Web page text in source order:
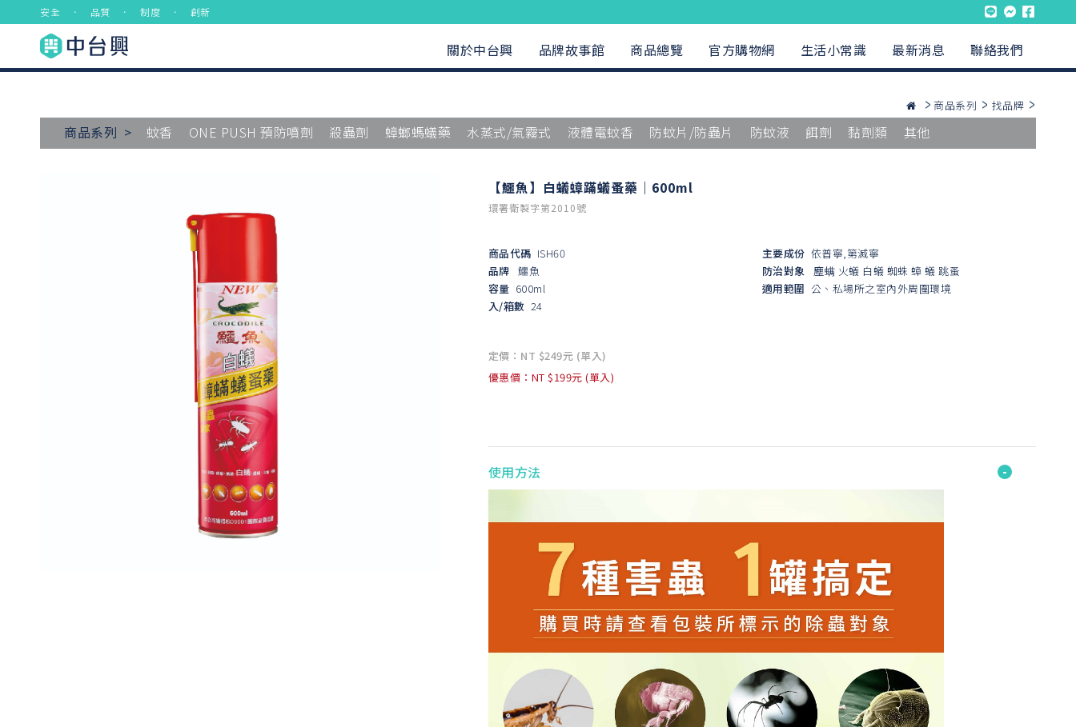
安全 ． 品質 ． 制度 ． 創新
關於中台興 品牌故事館 商品總覽 官方購物網 生活小常識 最新消息 聯絡我們
商品系列 找品牌
商品系列 > 蚊香 ONE PUSH 預防噴劑 殺蟲劑 蟑螂螞蟻藥 水蒸式/氣霧式 液體電蚊香 防蚊片/防蟲片 防蚊液 餌劑 黏劑類 其他
【鱷魚】白蟻蟑蹣蟻蚤藥｜600ml
環署衛製字第2010號
商品代碼 ISH60
品牌 鱷魚
容量 600ml
入/箱數 24
主要成份 依普寧,第滅寧
防治對象
塵螨 火蟻 白蟻 蜘蛛 蟑 蟻 跳蚤
適用範圍 公、私場所之室內外周圍環境
定價：NT $249元 (單入)
優惠價：NT $199元 (單入)
使用方法